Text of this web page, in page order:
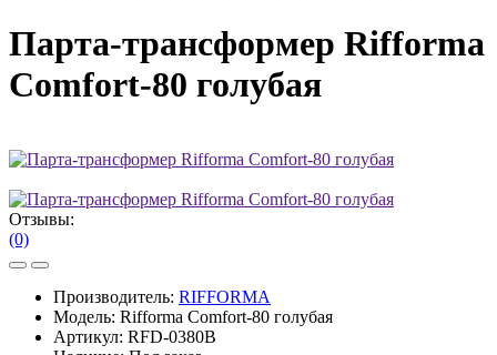
Парта-трансформер Rifforma
Comfort-80 голубая
Отзывы:
(0)
Производитель: RIFFORMA
Модель: Rifforma Comfort-80 голубая
Артикул: RFD-0380B